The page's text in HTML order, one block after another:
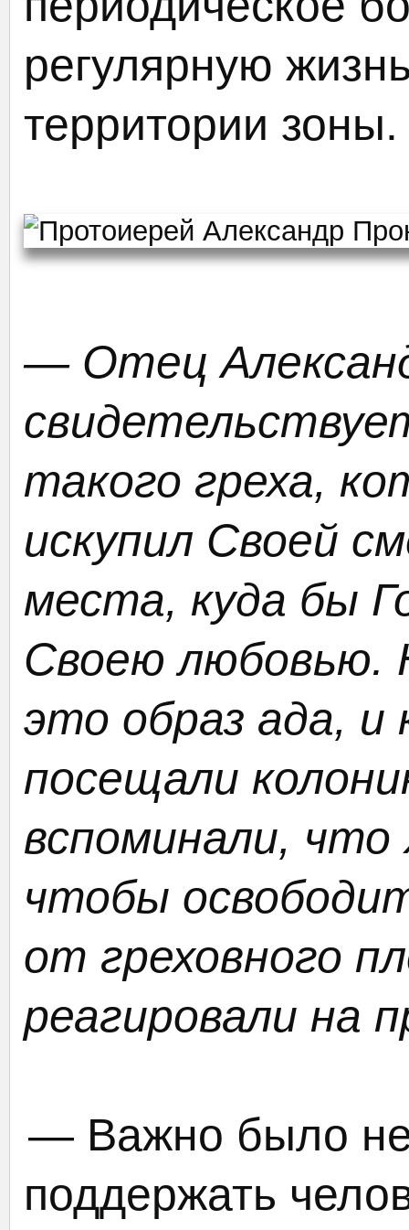
регулярную
территории зоны.
— Отец
такого греха,
искупил Своей
места, куда бы
Своею
это образ ада, и
посещали
вспоминали,
чтобы
от греховного
реагировали на
— Важно было не
поддержать